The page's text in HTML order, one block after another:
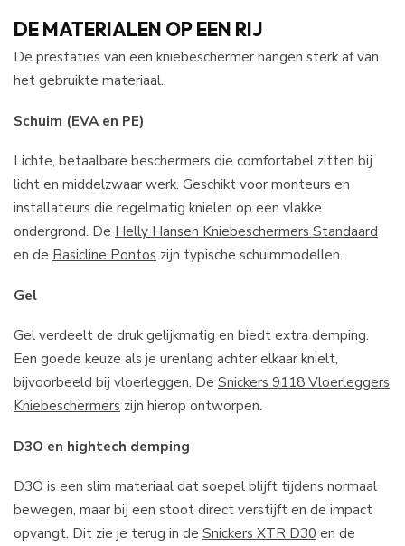
DE MATERIALEN OP EEN RIJ
De prestaties van een kniebeschermer hangen sterk af van
het gebruikte materiaal.
Schuim (EVA en PE)
Lichte, betaalbare beschermers die comfortabel zitten bij
licht en middelzwaar werk. Geschikt voor monteurs en
installateurs die regelmatig knielen op een vlakke
ondergrond. De Helly Hansen Kniebeschermers Standaard
en de Basicline Pontos zijn typische schuimmodellen.
Gel
Gel verdeelt de druk gelijkmatig en biedt extra demping.
Een goede keuze als je urenlang achter elkaar knielt,
bijvoorbeeld bij vloerleggen. De Snickers 9118 Vloerleggers
Kniebeschermers zijn hierop ontworpen.
D3O en hightech demping
D3O is een slim materiaal dat soepel blijft tijdens normaal
bewegen, maar bij een stoot direct verstijft en de impact
opvangt. Dit zie je terug in de Snickers XTR D30 en de